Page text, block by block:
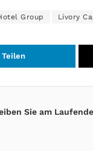
Group Livory
Teilen
Sie am